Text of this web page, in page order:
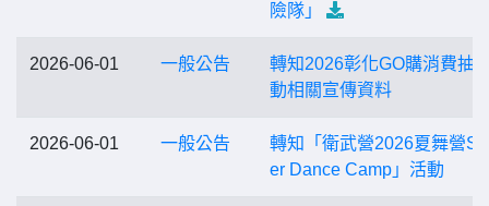
險隊」
2026-06-01 一般公告
轉知2026彰化GO購消費抽
動相關宣傳資料
2026-06-01 一般公告
轉知「衛武營2026夏舞營
er Dance Camp」活動